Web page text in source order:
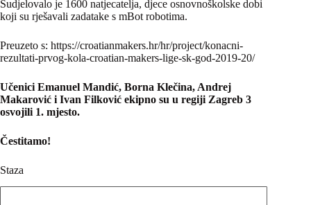
Sudjelovalo je 1600 natjecatelja, djece osnovnoškolske dobi
koji su rješavali zadatake s mBot robotima.
Preuzeto s: https://croatianmakers.hr/hr/project/konacni-
rezultati-prvog-kola-croatian-makers-lige-sk-god-2019-20/
Učenici Emanuel Mandić, Borna Klečina, Andrej
Makarović i Ivan Filković ekipno su u regiji Zagreb 3
osvojili 1. mjesto.
Čestitamo!
Staza